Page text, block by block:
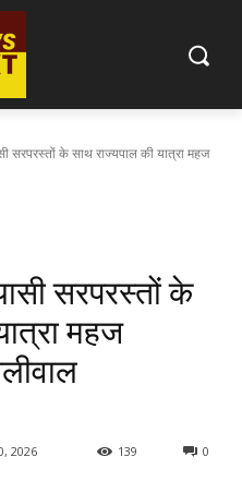
सरपरस्तों के साथ राज्यपाल की यात्रा महज
सरपरस्तों के
महज
2026 0
139